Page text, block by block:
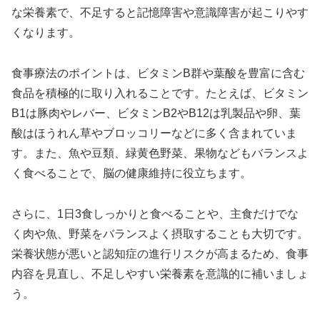
な栄養素で、不足すると記憶障害や意識障害が起こりやす
くなります。
食事療法のポイントは、ビタミンB群や葉酸を豊富に含む
食品を積極的に取り入れることです。たとえば、ビタミン
B1は豚肉やレバー、ビタミンB2やB12は乳製品や卵、葉
酸はほうれん草やブロッコリーなどに多く含まれていま
す。また、魚や豆類、緑黄色野菜、果物などもバランスよ
く食べることで、脳の健康維持に役立ちます。
さらに、1日3食しっかりと食べることや、主食だけでな
く肉や魚、野菜をバランスよく摂取することも大切です。
栄養状態が悪いと認知症の進行リスクが高まるため、食事
内容を見直し、不足しやすい栄養素を意識的に補いましょ
う。